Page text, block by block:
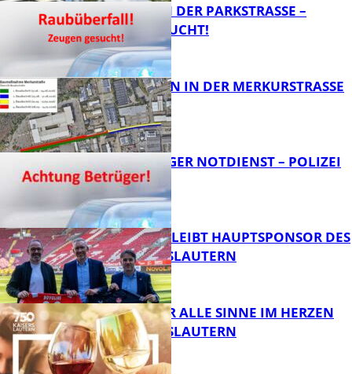
FB News
ÜBERFALL IN DER PARKSTRASSE – Z
EUGEN GESUCHT!
BAUARBEITEN IN DER MERKURSTRASSE
FB News
FRAGWÜRDIGER NOTDIENST – POLIZEI
WARNT
FB News
NOVOLINE BLEIBT HAUPTSPONSOR DES
1. FC KAISERSLAUTERN
GENÜSSE FÜR ALLE SINNE IM HERZEN
VON KAISERSLAUTERN